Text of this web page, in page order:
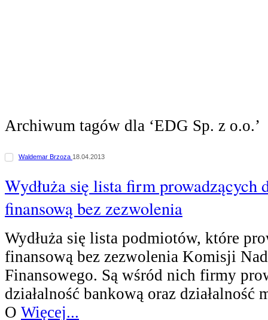
Archiwum tagów dla ‘EDG Sp. z o.o.’
Waldemar Brzoza 18.04.2013
Wydłuża się lista firm prowadzących
finansową bez zezwolenia
Wydłuża się lista podmiotów, które
finansową bez zezwolenia Komisji
Finansowego. Są wśród nich firmy
działalność bankową oraz działalność
O Więcej...